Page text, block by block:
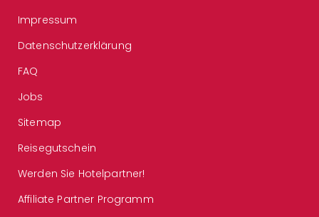
Impressum
Datenschutzerklärung
FAQ
Jobs
Sitemap
Reisegutschein
Werden Sie Hotelpartner!
Affiliate Partner Programm